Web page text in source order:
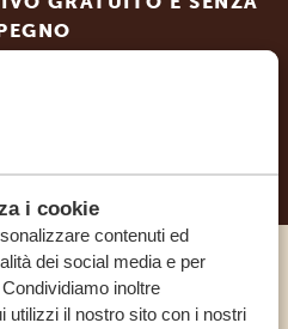
i cookie
contenuti ed
dei social media e per
inoltre
utilizzi il nostro sito con i nostri
esperto